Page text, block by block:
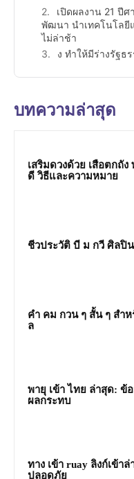
เปิดผลงาน 21 ปี
พัฒนา นำเทคโนโลยี
ไม่ล่าช้า
ง ทำให้มีร่างรัฐ
บทความล่าสุด
เสริมดวงด้วย เสือตกถัง
ดี วิธีและความหมาย
ชีวประวัติ บี ม กวี ศิลปิ
คํา คม กวน ๆ สั้น ๆ สำห
ล
พายุ เข้า ไทย ล่าสุด: ข้
ผลกระทบ
ทาง เข้า ruay ลิงก์เข้า
ปลอดภัย